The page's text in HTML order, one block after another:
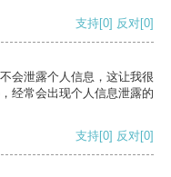
支持[0] 反对[0]
会泄露个人信息，这让我很
经常会出现个人信息泄露的
支持[0] 反对[0]